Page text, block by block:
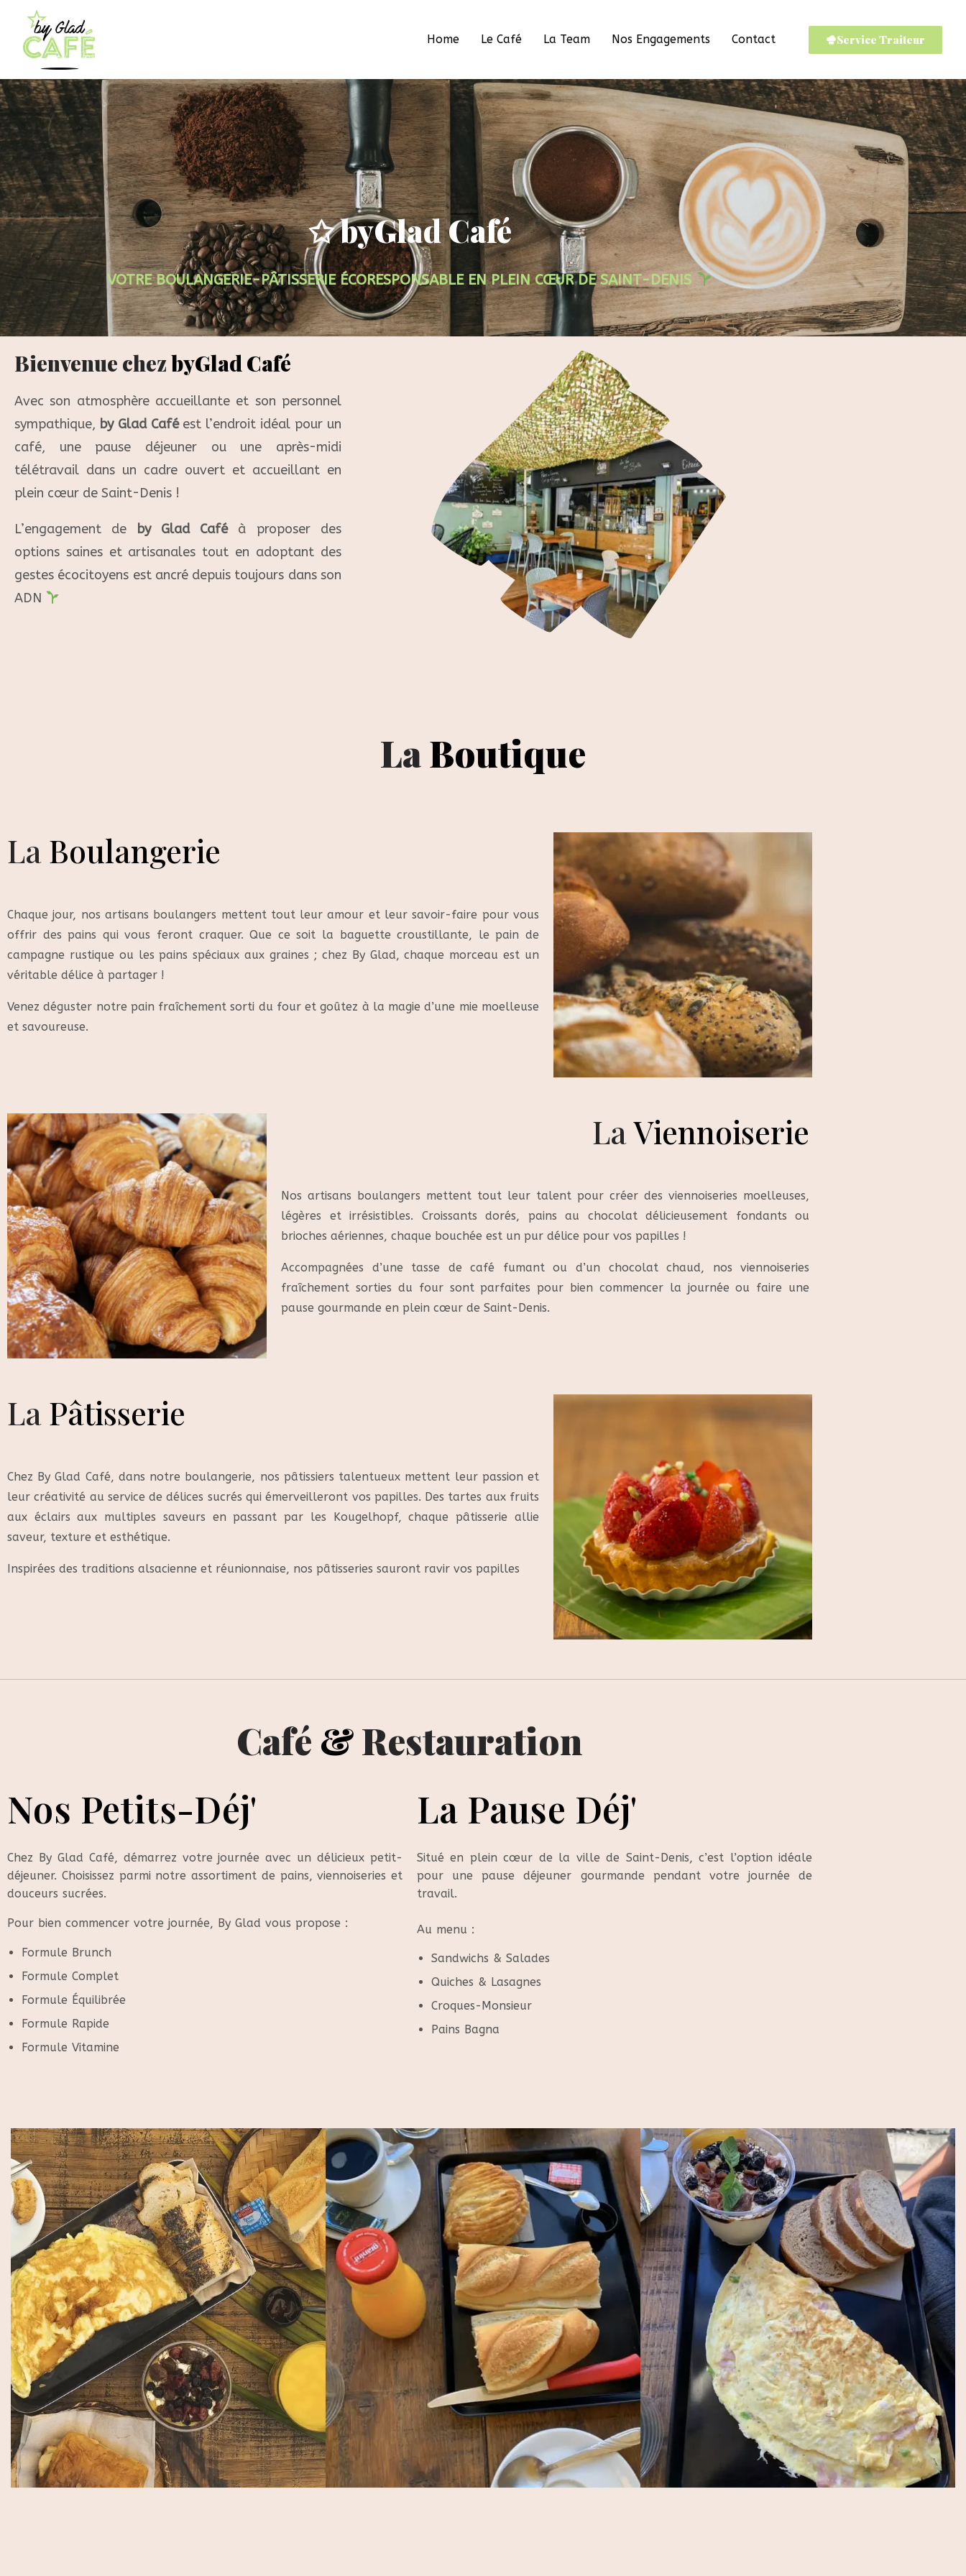
Home Le Café La Team Nos Engagements Contact Service Traiteur
✩ byGlad Café
VOTRE BOULANGERIE-PÂTISSERIE ÉCORESPONSABLE EN PLEIN CŒUR DE SAINT-DENIS
Bienvenue chezbyGlad Café
Avec son atmosphère accueillante et son personnel
sympathique, by Glad Caféest l’endroit idéal pour un
café, une pause déjeuner ou une après-midi
télétravail dans un cadre ouvert et accueillant en
plein cœur de Saint-Denis !
L’engagement de by Glad Caféà proposer des
options saines et artisanales tout en adoptant des
gestes écocitoyens est ancré depuis toujours dans son
ADN
LaBoutique
LaBoulangerie
Chaque jour, nos artisans boulangers mettent tout leur amour et leur savoir-faire pour vous
offrir des pains qui vous feront craquer. Que ce soit la baguette croustillante, le pain de
campagne rustique ou les pains spéciaux aux graines ; chez By Glad, chaque morceau est un
véritable délice à partager !
Venez déguster notre pain fraîchement sorti du four et goûtez à la magie d’une mie moelleuse
et savoureuse.
La Viennoiserie
Nos artisans boulangers mettent tout leur talent pour créer des viennoiseries moelleuses,
légères et irrésistibles. Croissants dorés, pains au chocolat délicieusement fondants ou
brioches aériennes, chaque bouchée est un pur délice pour vos papilles !
Accompagnées d’une tasse de café fumant ou d’un chocolat chaud, nos viennoiseries
fraîchement sorties du four sont parfaites pour bien commencer la journée ou faire une
pause gourmande en plein cœur de Saint-Denis.
LaPâtisserie
Chez By Glad Café, dans notre boulangerie, nos pâtissiers talentueux mettent leur passion et
leur créativité au service de délices sucrés qui émerveilleront vos papilles. Des tartes aux fruits
aux éclairs aux multiples saveurs en passant par les Kougelhopf, chaque pâtisserie allie
saveur, texture et esthétique.
Inspirées des traditions alsacienne et réunionnaise, nos pâtisseries sauront ravir vos papilles
Café &Restauration
Nos Petits-Déj'
Chez By Glad Café, démarrez votre journée avec un délicieux petit-
déjeuner. Choisissez parmi notre assortiment de pains, viennoiseries et
douceurs sucrées.
Pour bien commencer votre journée, By Glad vous propose :
Formule Brunch
Formule Complet
Formule Équilibrée
Formule Rapide
Formule Vitamine
La Pause Déj'
Situé en plein cœur de la ville de Saint-Denis, c’est l’option idéale
pour une pausedéjeuner gourmande pendant votre journée de
travail.
Au menu :
Sandwichs & Salades
Quiches & Lasagnes
Croques-Monsieur
Pains Bagna